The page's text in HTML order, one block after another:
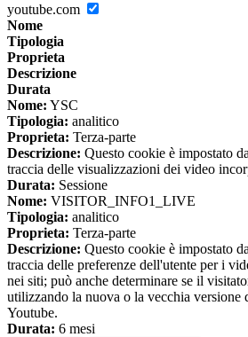
youtube.com
Nome
Tipologia
Proprieta
Descrizione
Durata
Nome: YSC
Tipologia: analitico
Proprieta: Terza-parte
Descrizione: Questo cookie è impostato
traccia delle visualizzazioni dei video
Durata: Sessione
Nome: VISITOR_INFO1_LIVE
Tipologia: analitico
Proprieta: Terza-parte
Descrizione: Questo cookie è impostato
traccia delle preferenze dell'utente per i
nei siti; può anche determinare se il
utilizzando la nuova o la vecchia versione
Youtube.
Durata: 6 mesi